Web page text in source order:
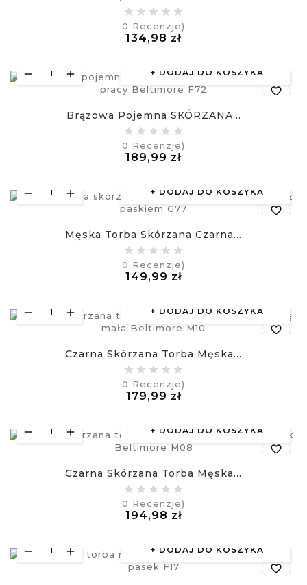
0 Recenzje)
134,98 zł
DODAJ DO KOSZYKA
favorite_border
Brązowa Pojemna SKÓRZANA...
0 Recenzje)
189,99 zł
DODAJ DO KOSZYKA
favorite_border
Męska Torba Skórzana Czarna...
0 Recenzje)
149,99 złCena
DODAJ DO KOSZYKA
favorite_border
Czarna Skórzana Torba Męska...
0 Recenzje)
179,99 złCena
DODAJ DO KOSZYKA
favorite_border
Czarna Skórzana Torba Męska...
0 Recenzje)
194,98 złCena
DODAJ DO KOSZYKA
favorite_border